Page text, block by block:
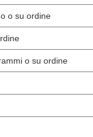
o su ordine
o su ordine